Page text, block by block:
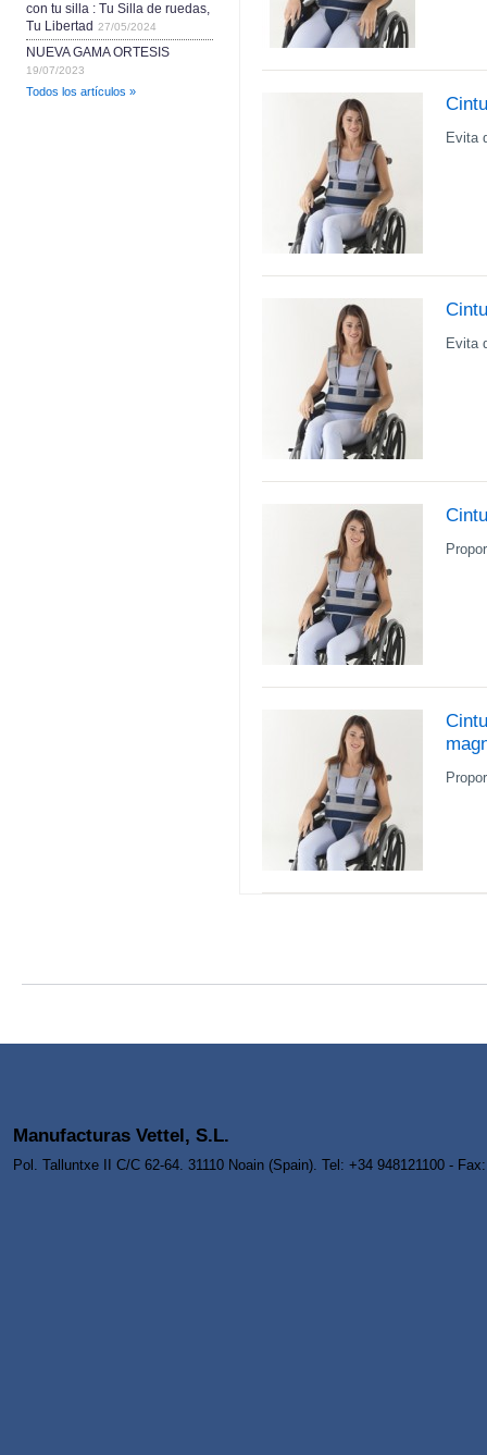
con tu silla : Tu Silla de ruedas,
Tu Libertad
27/05/2024
NUEVA GAMA ORTESIS
19/07/2023
Todos los artículos »
Evita
Evita
Manufacturas Vettel, S.L.
Pol. Talluntxe II C/C 62-64. 31110 Noain (Spain). Tel: +34 948121100 -